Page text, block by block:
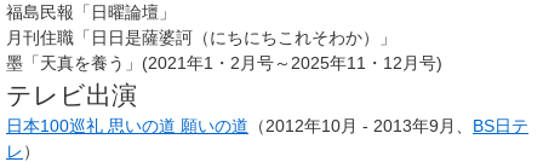
福島民報「日曜論壇」
月刊住職「日日是薩婆訶（にちにちこれそわか）」
墨「天真を養う」(2021年1・2月号～2025年11・12月号)
テレビ出演
日本100巡礼 思いの道 願いの道 （2012年10月 - 2013年9月、 BS日テ
レ）